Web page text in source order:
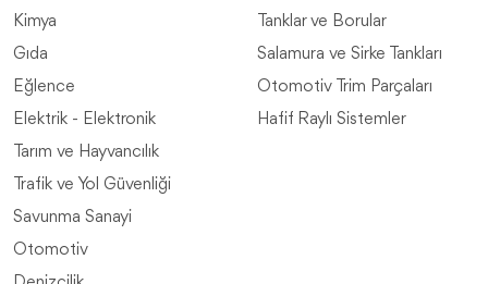
Kimya
​Gıda
​Eğlence
Elektrik - Elektronik
​Tarım ve Hayvancılık
Trafik ve Yol Güvenliği
Savunma Sanayi
Otomotiv
​Tanklar ve Borular
Salamura ve Sirke Tankları
​Otomotiv Trim Parçaları
Hafif Raylı Sistemler